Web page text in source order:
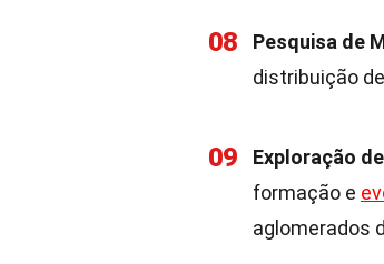
08 Pesquisa de
distribuição
09 Exploração
formação e
aglomerados